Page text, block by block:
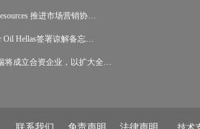
推进市场营销协…
Oil Hellas签署谅解备忘…
将成立合资企业，以扩大全…